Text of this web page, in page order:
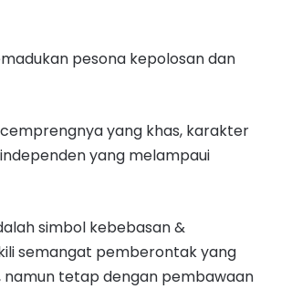
pesona kepolosan dan
yang khas, karakter
yang melampaui
simbol kebebasan &
semangat pemberontak yang
tetap dengan pembawaan